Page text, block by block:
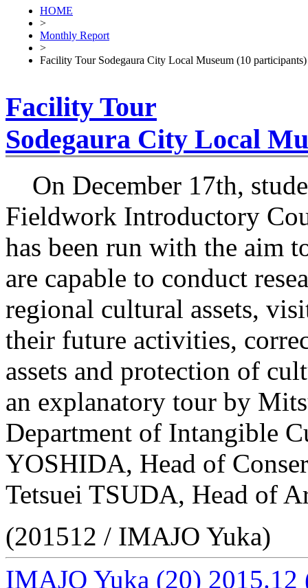
HOME
>
Monthly Report
>
Facility Tour Sodegaura City Local Museum (10 participants)
Facility Tour
Sodegaura City Local
On December 17th,
Fieldwork Introductory
has been run with the aim
are capable to conduct
regional cultural assets,
their future activities,
assets and protection of
an explanatory tour by
Department of Intangible
YOSHIDA, Head of
Tetsuei TSUDA, Head of
(201512 / IMAJO Yuka)
IMAJO Yuka (20) 2015.12